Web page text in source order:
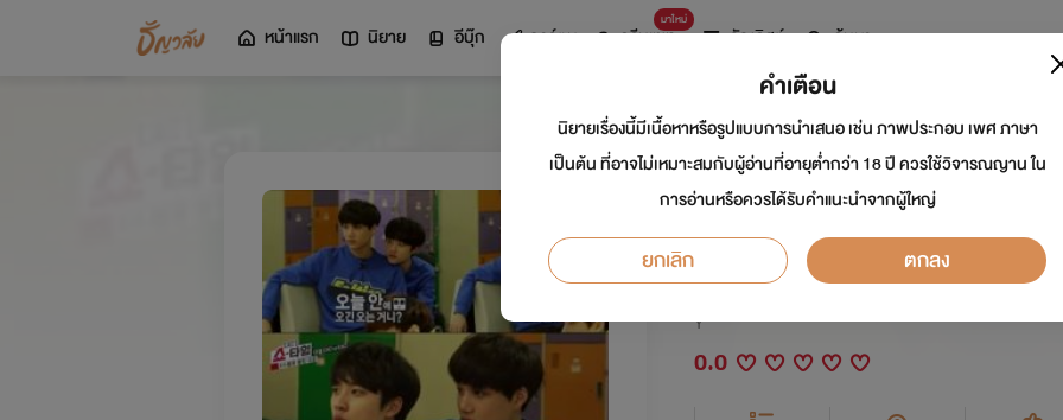
หน้าแรก นิยาย อีบุ๊ก การ์ตูน
มาใหม่
ดรีมแชท ธัญลิสต์ ค้นหา
[ KaiDo' EXO ] เลิ
เลื่อนไปเป็นแฟน
นักเขียน:SpongeBob
Y
0.0
คำเตือน
นิยายเรื่องนี้มีเนื้อหาหรือรูปแบบการนำเสนอ เช่น ภาพประกอบ เพศ ภาษา
เป็นต้น ที่อาจไม่เหมาะสมกับผู้อ่านที่อายุต่ำกว่า 18 ปี ควรใช้วิจารณญาน ใน
การอ่านหรือควรได้รับคำแนะนำจากผู้ใหญ่
ยกเลิก ตกลง